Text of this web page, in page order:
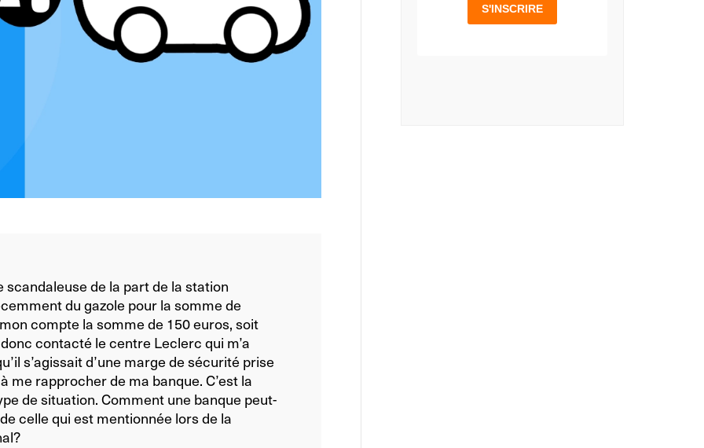
scandaleuse de la part de la station
du gazole pour la somme de
compte la somme de 150 euros, soit
contacté le centre Leclerc qui m’a
s’agissait d’une marge de sécurité prise
me rapprocher de ma banque. C’est la
de situation. Comment une banque peut-
celle qui est mentionnée lors de la